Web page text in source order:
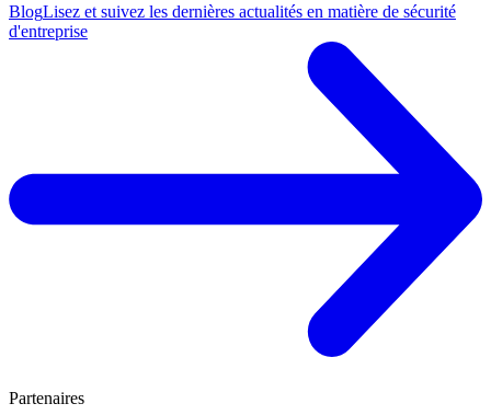
BlogLisez et suivez les dernières actualités en matière de sécurité
d'entreprise
Partenaires